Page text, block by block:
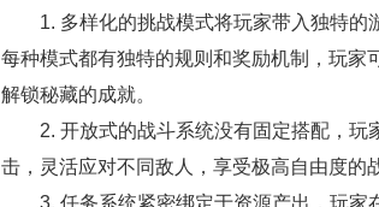
1. 多样化的挑战模式将玩家带入独特的
每种模式都有独特的规则和奖励机制，玩家
解锁秘藏的成就。
2. 开放式的战斗系统没有固定搭配，
击，灵活应对不同敌人，享受极高自由度的
3. 任务系统紧密绑定于资源产出，玩